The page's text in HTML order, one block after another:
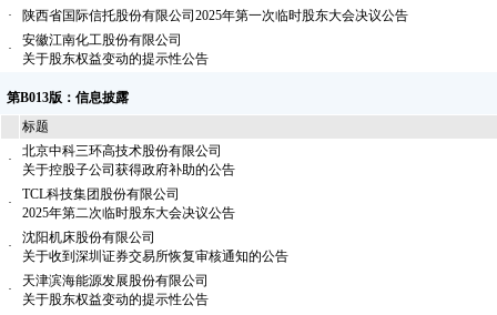
·
陕西省国际信托股份有限公司2025年第一次临时股东大会决议公告
·
安徽江南化工股份有限公司
关于股东权益变动的提示性公告
第B013版：信息披露
标题
·
北京中科三环高技术股份有限公司
关于控股子公司获得政府补助的公告
·
TCL科技集团股份有限公司
2025年第二次临时股东大会决议公告
·
沈阳机床股份有限公司
关于收到深圳证券交易所恢复审核通知的公告
·
天津滨海能源发展股份有限公司
关于股东权益变动的提示性公告